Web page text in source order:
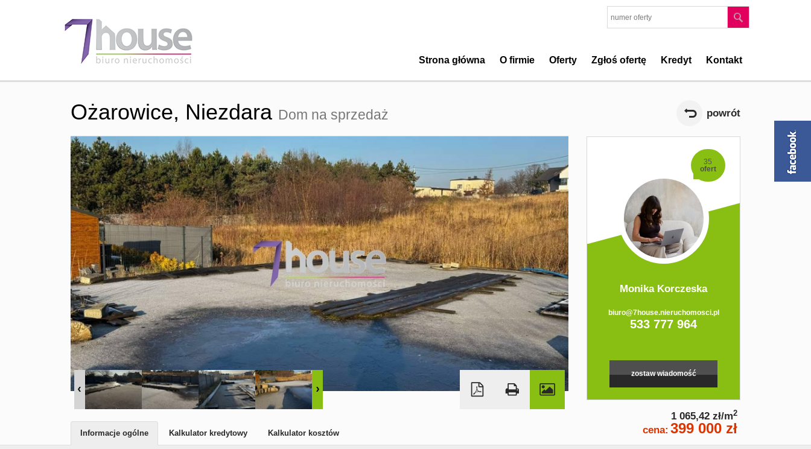
Strona główna O firmie Oferty Zgłoś ofertę Kredyt Kontakt
Ożarowice, Niezdara Dom na sprzedaż powrót
35
ofert
Monika Korczeska
biuro@7house.nieruchomosci.pl
533 777 964
zostaw wiadomość
1 065,42 zł/m2
cena: 399 000 zł
Informacje ogólne Kalkulator kredytowy Kalkulator kosztów